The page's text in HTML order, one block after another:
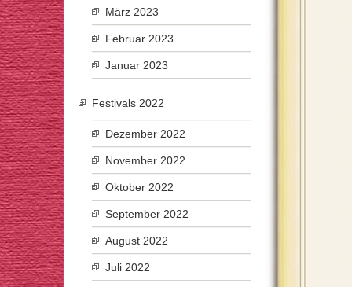
März 2023
Februar 2023
Januar 2023
Festivals 2022
Dezember 2022
November 2022
Oktober 2022
September 2022
August 2022
Juli 2022